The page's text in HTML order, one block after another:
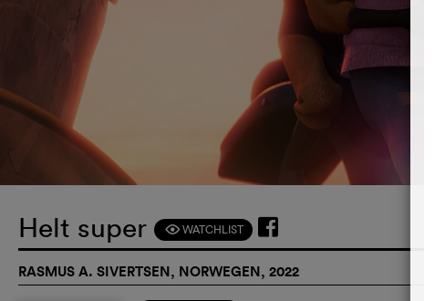
Helt super F WATCHLIST
RASMUS A. SIVERTSEN, NORWEGEN, 2022